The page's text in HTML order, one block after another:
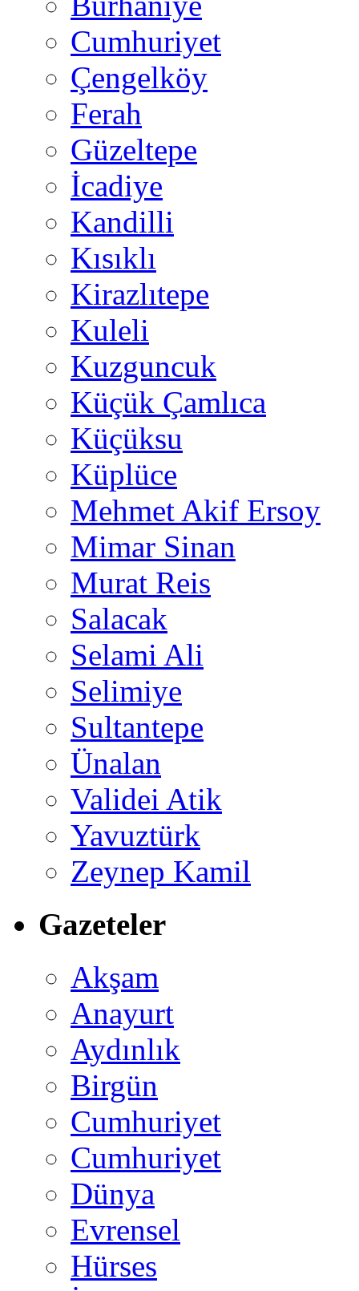
Cumhuriyet
Çengelköy
Ferah
Güzeltepe
İcadiye
Kandilli
Kısıklı
Kirazlıtepe
Kuleli
Kuzguncuk
Küçük Çamlıca
Küçüksu
Küplüce
Mehmet Akif Ersoy
Mimar Sinan
Murat Reis
Salacak
Selami Ali
Selimiye
Sultantepe
Ünalan
Validei Atik
Yavuztürk
Zeynep Kamil
Gazeteler
Akşam
Anayurt
Aydınlık
Birgün
Cumhuriyet
Cumhuriyet
Dünya
Evrensel
Hürses